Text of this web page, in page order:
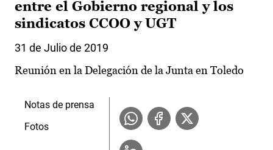
entre el Gobierno regional y los
sindicatos CCOO y UGT
31 de Julio de 2019
Reunión en la Delegación de la Junta en Toledo
Notas de prensa
Fotos